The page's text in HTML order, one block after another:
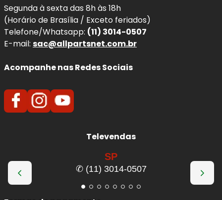
Segunda à sexta das 8h às 18h
(Horário de Brasília / Exceto feriados)
Telefone/Whatsapp: (11) 3014-0507
E-mail: sac@allpartsnet.com.br
Acompanhe nas Redes Sociais
Televendas
SP
✆ (11) 3014-0507